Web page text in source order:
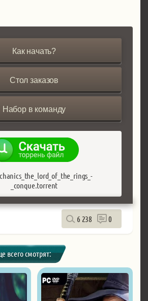
Как начать?
Стол заказов
Набор в команду
_conque.torrent
6 238 0
всего смотрят: